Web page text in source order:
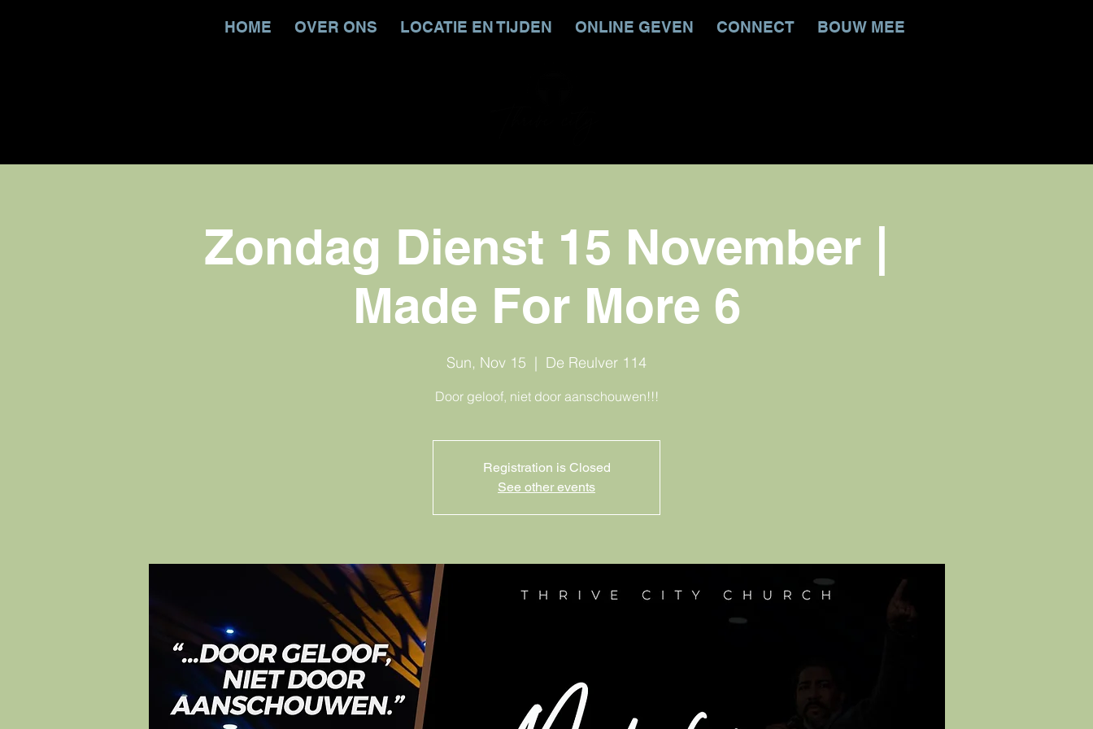
HOME OVER ONS LOCATIE EN TIJDEN ONLINE GEVEN CONNECT BOUW MEE
Zondag Dienst 15 November |
Made For More 6
Sun, Nov 15
  |
De Reulver 114
Door geloof, niet door aanschouwen!!!
Registration is Closed
See other events